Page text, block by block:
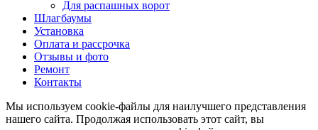
Для распашных ворот
Шлагбаумы
Установка
Оплата и рассрочка
Отзывы и фото
Ремонт
Контакты
Мы используем cookie-файлы для наилучшего представления
нашего сайта. Продолжая использовать этот сайт, вы